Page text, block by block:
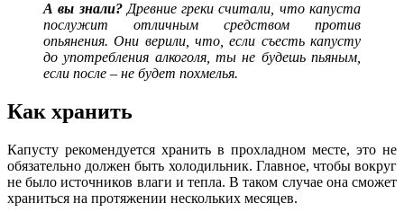
А вы знали?Древние греки считали, что капуста
послужит отличным средством против
опьянения. Они верили, что, если съесть капусту
до употребления алкоголя, ты не будешь пьяным,
если после – не будет похмелья.
Как хранить
Капусту рекомендуется хранить в прохладном месте, это не
обязательно должен быть холодильник. Главное, чтобы вокруг
не было источников влаги и тепла. В таком случае она сможет
храниться на протяжении нескольких месяцев.